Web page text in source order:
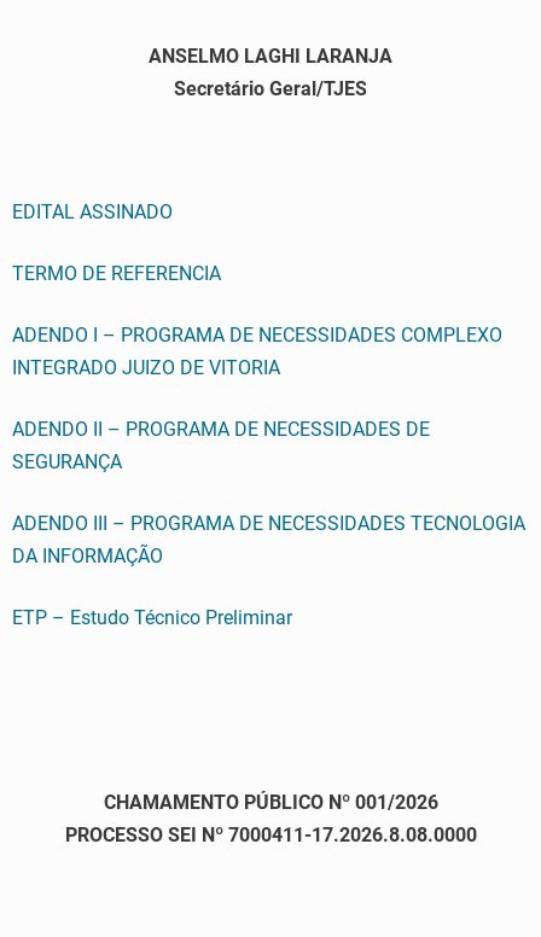
ANSELMO LAGHI LARANJA
Secretário Geral/TJES
EDITAL ASSINADO
TERMO DE REFERENCIA
ADENDO I – PROGRAMA DE NECESSIDADES COMPLEXO
INTEGRADO JUIZO DE VITORIA
ADENDO II – PROGRAMA DE NECESSIDADES DE
SEGURANÇA
ADENDO III – PROGRAMA DE NECESSIDADES TECNOLOGIA
DA INFORMAÇÃO
ETP – Estudo Técnico Preliminar
CHAMAMENTO PÚBLICO Nº 001/2026
PROCESSO SEI Nº 7000411-17.2026.8.08.0000